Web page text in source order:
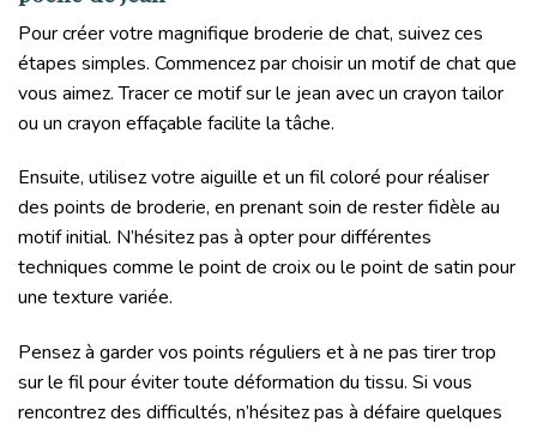
Pour créer votre magnifique broderie de chat, suivez ces
étapes simples. Commencez par choisir un motif de chat que
vous aimez. Tracer ce motif sur le jean avec un crayon tailor
ou un crayon effaçable facilite la tâche.
Ensuite, utilisez votre aiguille et un fil coloré pour réaliser
des points de broderie, en prenant soin de rester fidèle au
motif initial. N’hésitez pas à opter pour différentes
techniques comme le point de croix ou le point de satin pour
une texture variée.
Pensez à garder vos points réguliers et à ne pas tirer trop
sur le fil pour éviter toute déformation du tissu. Si vous
rencontrez des difficultés, n’hésitez pas à défaire quelques